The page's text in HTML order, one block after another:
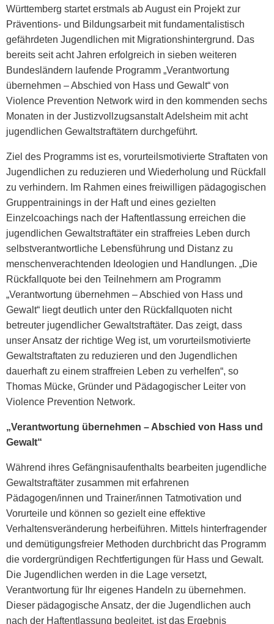
Württemberg startet erstmals ab August ein Projekt zur
Präventions- und Bildungsarbeit mit fundamentalistisch
gefährdeten Jugendlichen mit Migrationshintergrund. Das
bereits seit acht Jahren erfolgreich in sieben weiteren
Bundesländern laufende Programm „Verantwortung
übernehmen – Abschied von Hass und Gewalt“ von
Violence Prevention Network wird in den kommenden sechs
Monaten in der Justizvollzugsanstalt Adelsheim mit acht
jugendlichen Gewaltstraftätern durchgeführt.
Ziel des Programms ist es, vorurteilsmotivierte Straftaten von
Jugendlichen zu reduzieren und Wiederholung und Rückfall
zu verhindern. Im Rahmen eines freiwilligen pädagogischen
Gruppentrainings in der Haft und eines gezielten
Einzelcoachings nach der Haftentlassung erreichen die
jugendlichen Gewaltstraftäter ein straffreies Leben durch
selbstverantwortliche Lebensführung und Distanz zu
menschenverachtenden Ideologien und Handlungen. „Die
Rückfallquote bei den Teilnehmern am Programm
„Verantwortung übernehmen – Abschied von Hass und
Gewalt“ liegt deutlich unter den Rückfallquoten nicht
betreuter jugendlicher Gewaltstraftäter. Das zeigt, dass
unser Ansatz der richtige Weg ist, um vorurteilsmotivierte
Gewaltstraftaten zu reduzieren und den Jugendlichen
dauerhaft zu einem straffreien Leben zu verhelfen“, so
Thomas Mücke, Gründer und Pädagogischer Leiter von
Violence Prevention Network.
„Verantwortung übernehmen – Abschied von Hass und
Gewalt“
Während ihres Gefängnisaufenthalts bearbeiten jugendliche
Gewaltstraftäter zusammen mit erfahrenen
Pädagogen/innen und Trainer/innen Tatmotivation und
Vorurteile und können so gezielt eine effektive
Verhaltensveränderung herbeiführen. Mittels hinterfragender
und demütigungsfreier Methoden durchbricht das Programm
die vordergründigen Rechtfertigungen für Hass und Gewalt.
Die Jugendlichen werden in die Lage versetzt,
Verantwortung für Ihr eigenes Handeln zu übernehmen.
Dieser pädagogische Ansatz, der die Jugendlichen auch
nach der Haftentlassung begleitet, ist das Ergebnis